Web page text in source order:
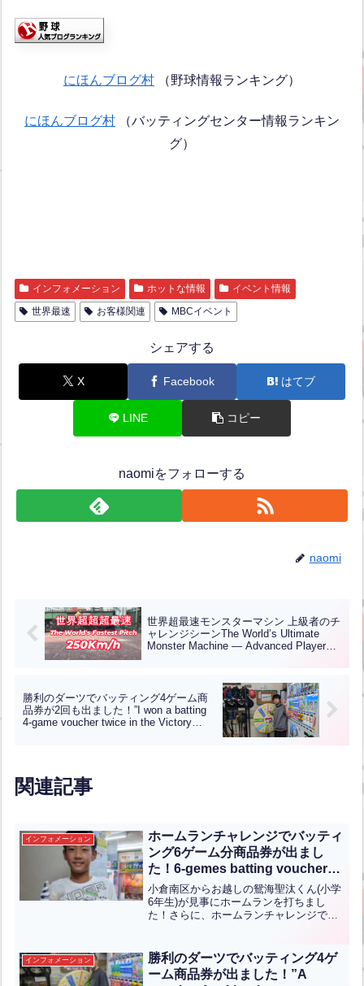
にほんブログ村 （野球情報ランキング）
にほんブログ村 （バッティングセンター情報ランキン
グ）
インフォメーション ホットな情報
イベント情報
世界最速
お客様関連 MBCイベント
シェアする
X Facebook はてブ
LINE コピー
naomiをフォローする
naomi
世界超最速モンスターマシン 上級者のチ
ャレンジシーンThe World’s Ultimate
Monster Machine — Advanced Player
勝利のダーツでバッティング4ゲーム商
品券が2回も出ました！”I won a batting
4-game voucher twice in the Victory
関連記事
インフォメーション
ホームランチャレンジでバッティ
ング6ゲーム分商品券が出まし
た！6-gemes batting voucher
was won in the Home Run
Challenge!【ENG CHT KOR
JPN】
小倉南区からお越しの鴛海聖汰くん(小学
6年生)が見事にホームランを打ちまし
た！さらに、ホームランチャレンジでサ
ございます！Seita Oshiumi, a 6th-g...全
文はクリック
インフォメーション
勝利のダーツでバッティング4ゲ
ーム商品券が出ました！”A